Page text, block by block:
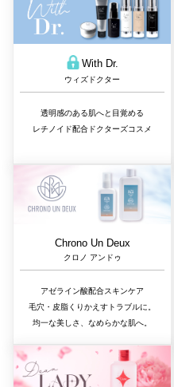
With Dr.
ウィズドクター
透明感のある肌へと目覚める
レチノイド配合ドクターズコスメ
Chrono Un Deux
クロノ アンドゥ
アゼライン酸配合スキンケア
毛穴・皮脂くりかえすトラブルに。
均一な美しさ、なめらかな肌へ。